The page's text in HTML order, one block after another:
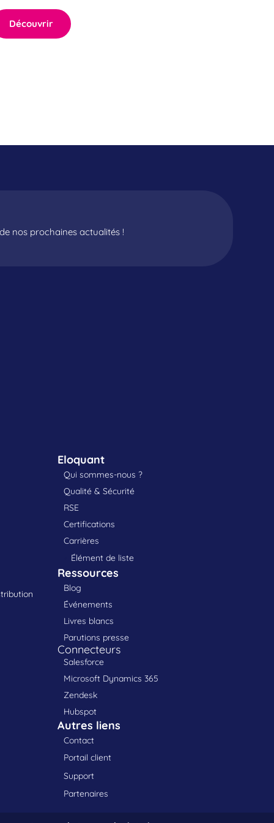
Découvrir
nos prochaines actualités !
Eloquant
Qui sommes-nous ?
Qualité & Sécurité
RSE
Certifications
Carrières
Élément de liste
Ressources
Blog
Événements
Livres blancs
Parutions presse
Connecteurs
Salesforce
Microsoft Dynamics 365
Zendesk
Hubspot
Autres liens
Contact
Portail client
Support
Partenaires